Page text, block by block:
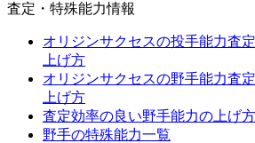
査定・特殊能力情報
オリジンサクセスの投手能力査
上げ方
オリジンサクセスの野手能力査
上げ方
査定効率の良い野手能力の上げ方
野手の特殊能力一覧